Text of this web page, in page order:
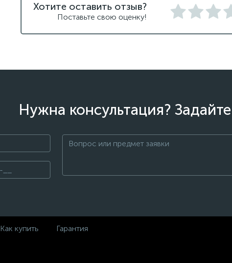
Хотите оставить отзыв?
Поставьте свою оценку!
Нужна консультация?
Как купить Гарантия